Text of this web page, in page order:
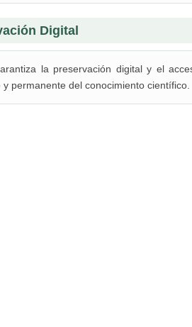
Digital
la preservación digital y el
y permanente del conocimiento científico.